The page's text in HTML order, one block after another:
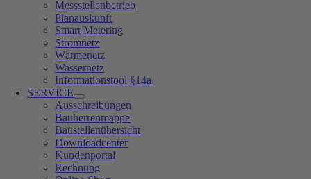
Messstellenbetrieb
Planauskunft
Smart Metering
Stromnetz
Wärmenetz
Wassernetz
Informationstool §14a
SERVICE
Ausschreibungen
Bauherrenmappe
Baustellenübersicht
Downloadcenter
Kundenportal
Rechnung